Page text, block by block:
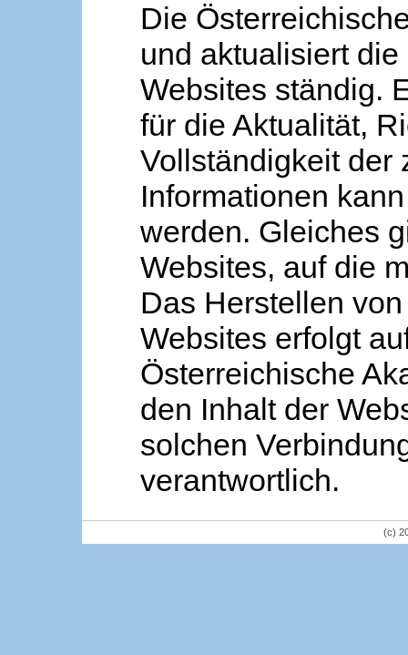
Die
und aktualisiert
Websites ständig.
für die Aktualität,
Vollständigkeit der
Informationen
werden. Gleiches
Websites, auf die
Das Herstellen
Websites erfolgt
Österreichische
den Inhalt der
solchen
verantwortlich.
(c)